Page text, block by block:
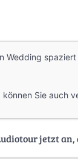
Wedding
Sie auch
jetzt an,